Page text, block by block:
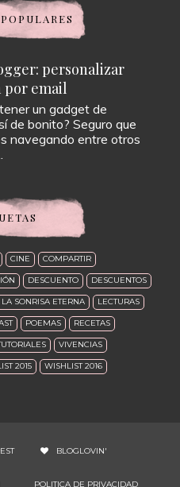
personalizar
por email
un gadget de
de bonito? Seguro que
navegando entre otros
CINE COMPARTIR
DESCUENTO DESCUENTOS
SONRISA ETERNA LECTURAS
POEMAS RECETAS
VIVENCIAS
2015 WISHLIST 2016
BLOGLOVIN'
POLITICA DE PRIVACIDAD